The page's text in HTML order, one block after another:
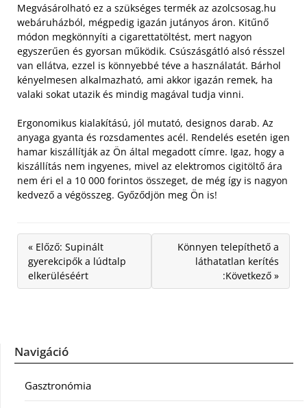
Megvásárolható ez a szükséges termék az azolcsosag.hu
webáruházból, mégpedig igazán jutányos áron. Kitűnő
módon megkönnyíti a cigarettatöltést, mert nagyon
egyszerűen és gyorsan működik. Csúszásgátló alsó résszel
van ellátva, ezzel is könnyebbé téve a használatát. Bárhol
kényelmesen alkalmazható, ami akkor igazán remek, ha
valaki sokat utazik és mindig magával tudja vinni.
Ergonomikus kialakítású, jól mutató, designos darab. Az
anyaga gyanta és rozsdamentes acél. Rendelés esetén igen
hamar kiszállítják az Ön által megadott címre. Igaz, hogy a
kiszállítás nem ingyenes, mivel az elektromos cigitöltő ára
nem éri el a 10 000 forintos összeget, de még így is nagyon
kedvező a végösszeg. Győződjön meg Ön is!
« Előző: Supinált
gyerekcipők a lúdtalp
elkerüléséért
Könnyen telepíthető a
láthatatlan kerítés
:Következő »
Navigáció
Gasztronómia